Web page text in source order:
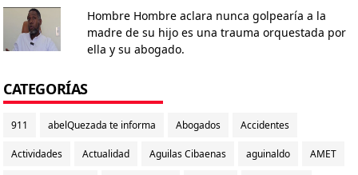
Hombre Hombre aclara nunca golpearía a la
madre de su hijo es una trauma orquestada por
ella y su abogado.
CATEGORÍAS
911 abelQuezada te informa Abogados Accidentes
Actividades Actualidad Aguilas Cibaenas aguinaldo AMET